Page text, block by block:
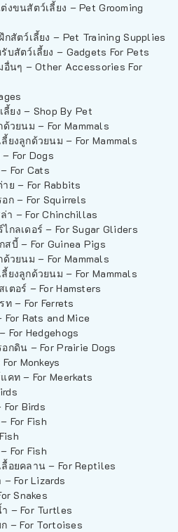
ขนสัตว์เลี้ยง – Pet Grooming
สัตว์เลี้ยง – Pet Training Supplies
บสัตว์เลี้ยง – Gadgets For Pets
อื่นๆ – Other Accessories For
ยง – Shop By Pet
วยนม – For Mammals
ยงลูกด้วยนม – For Mammals
For Dogs
For Cats
ย – For Rabbits
ก – For Squirrels
า – For Chinchillas
กลเดอร์ – For Sugar Gliders
บี้ – For Guinea Pigs
วยนม – For Mammals
ยงลูกด้วยนม – For Mammals
ตอร์ – For Hamsters
ท – For Ferrets
Rats and Mice
For Hedgehogs
กดิน – For Prairie Dogs
Monkeys
คท – For Meerkats
Birds
For Fish
For Fish
อยคลาน – For Reptiles
– For Lizards
Snakes
– For Turtles
– For Tortoises